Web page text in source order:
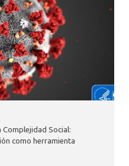
Complejidad Social:
como herramienta